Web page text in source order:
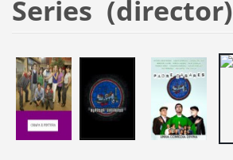
Series (director)